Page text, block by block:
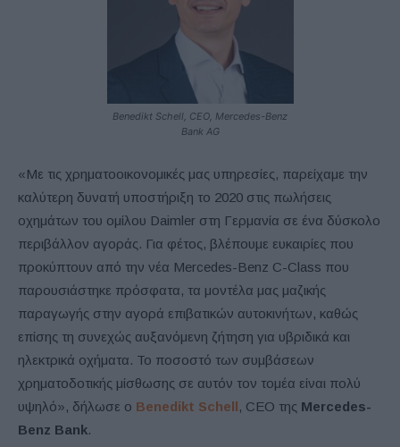
Benedikt Schell, CEO, Mercedes-Benz
Bank AG
«Με τις χρηματοοικονομικές μας υπηρεσίες, παρείχαμε την
καλύτερη δυνατή υποστήριξη το 2020 στις πωλήσεις
οχημάτων του ομίλου Daimler στη Γερμανία σε ένα δύσκολο
περιβάλλον αγοράς. Για φέτος, βλέπουμε ευκαιρίες που
προκύπτουν από την νέα Mercedes-Benz C-Class που
παρουσιάστηκε πρόσφατα, τα μοντέλα μας μαζικής
παραγωγής στην αγορά επιβατικών αυτοκινήτων, καθώς
επίσης τη συνεχώς αυξανόμενη ζήτηση για υβριδικά και
ηλεκτρικά οχήματα. Το ποσοστό των συμβάσεων
χρηματοδοτικής μίσθωσης σε αυτόν τον τομέα είναι πολύ
υψηλό», δήλωσε ο Benedikt Schell, CEO της Mercedes-
Benz Bank.